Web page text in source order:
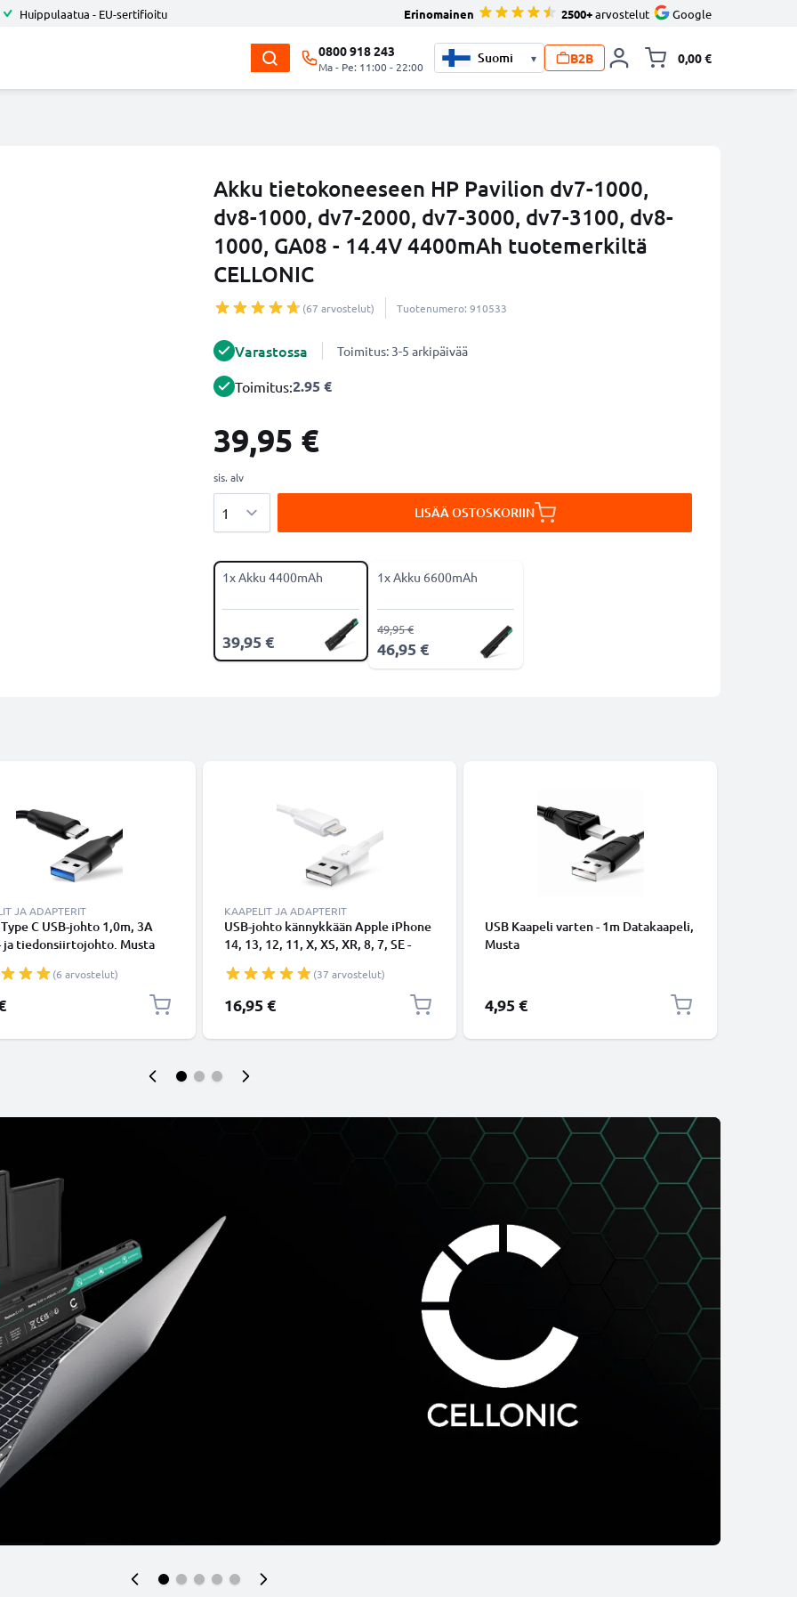
Huippulaatua - EU-sertifioitu Erinomainen 2500+arvostelut Google
0800 918 243
Ma - Pe: 11:00 - 22:00
▾ B2B 0,00 €
Akku tietokoneeseen HP Pavilion dv7-1000,
dv8-1000, dv7-2000, dv7-3000, dv7-3100, dv8-
1000, GA08 - 14.4V 4400mAh tuotemerkiltä
CELLONIC
(67 arvostelut) Tuotenumero: 910533
Varastossa Toimitus: 3-5 arkipäivää
Toimitus:2.95 €
39,95 €
sis. alv
LISÄÄ OSTOSKORIIN
1x Akku 4400mAh
39,95 €
1x Akku 6600mAh
46,95 €
49,95 €
JA ADAPTERIT
Type C USB-johto 1,0m, 3A
ja tiedonsiirtojohto. Musta
(6 arvostelut)
KAAPELIT JA ADAPTERIT
USB-johto kännykkään Apple iPhone
14, 13, 12, 11, X, XS, XR, 8, 7, SE -
Valkoinen datakaapeli(37 arvostelut)
16,95 €
USB Kaapeli varten - 1m Datakaapeli,
Musta
4,95 €